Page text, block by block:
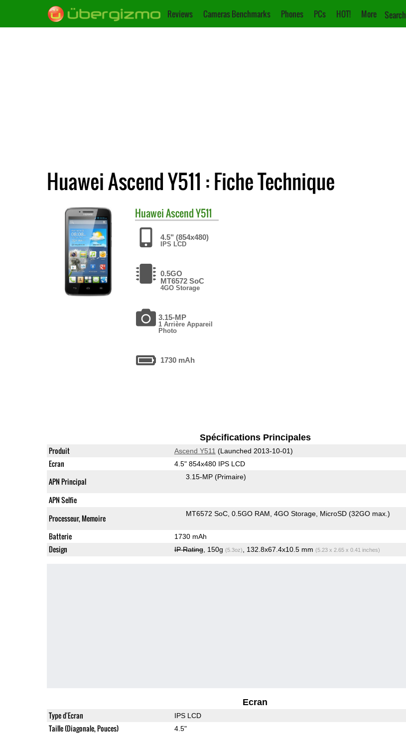
Reviews Cameras Benchmarks Phones PCs HOT! More Search
Huawei Ascend Y511 : Fiche Technique
HuaweiAscend Y511
4.5" (854x480)
IPS LCD
0.5GO
MT6572 SoC
4GO Storage
3.15-MP
1 Arrière Appareil
Photo
1730 mAh
Spécifications Principales
Produit Ascend Y511 (Launched 2013-10-01)
Ecran 4.5" 854x480 IPS LCD
APN Principal 3.15-MP (Primaire)
APN Selfie
Processeur, Memoire
MT6572 SoC 0.5GO RAM 4GO Storage MicroSD (32GO max.)
Batterie 1730 mAh
Design IP Rating, 150g (5.3oz) , 132.8x67.4x10.5 mm (5.23 x 2.65 x 0.41 inches)
Ecran
Type d'Ecran IPS LCD
Taille (Diagonale, Pouces) 4.5"